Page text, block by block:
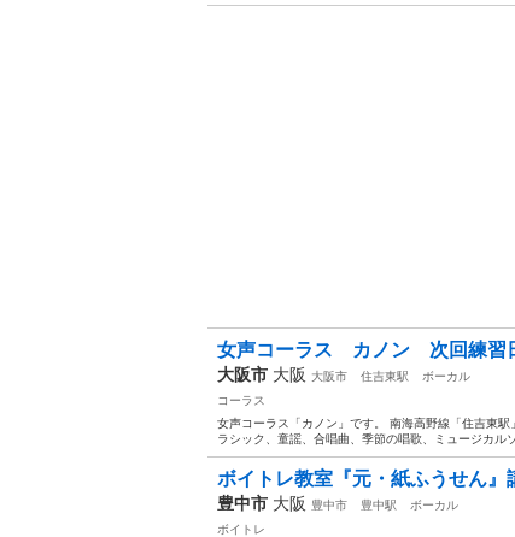
女声コーラス カノン 次回練習
大阪市 大阪 大阪市 住吉東駅
ボーカル
コーラス
女声コーラス「カノン」です。 南海高野線「住吉東
ラシック、童謡、合唱曲、季節の唱歌、ミュージカル
ボイトレ教室『元・紙ふうせん
豊中市 大阪 豊中市 豊中駅
ボーカル
ボイトレ